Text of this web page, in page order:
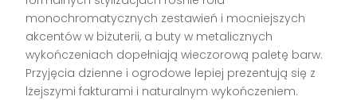
monochromatycznych zestawień i mocniejszych
akcentów w biżuterii, a buty w metalicznych
wykończeniach dopełniają wieczorową paletę barw.
Przyjęcia dzienne i ogrodowe lepiej prezentują się z
lżejszymi fakturami i naturalnym wykończeniem.